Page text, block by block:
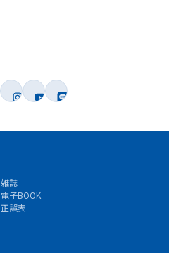
雑誌
電子BOOK
正誤表